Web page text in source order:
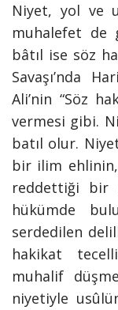
Niyet, yol ve
muhalefet de
bâtıl ise söz
Savaşı’nda
Ali’nin “Söz
vermesi gibi.
batıl olur.
bir ilim
reddettiği bir
hükümde
serdedilen
hakikat
muhalif
niyetiyle